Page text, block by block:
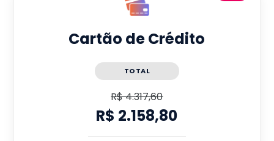
Cartão de Crédito
TOTAL
R$ 4.317,60
R$ 2.158,80